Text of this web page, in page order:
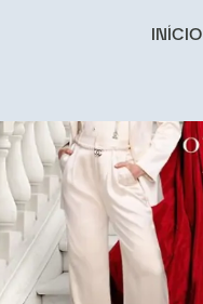
INÍCIO